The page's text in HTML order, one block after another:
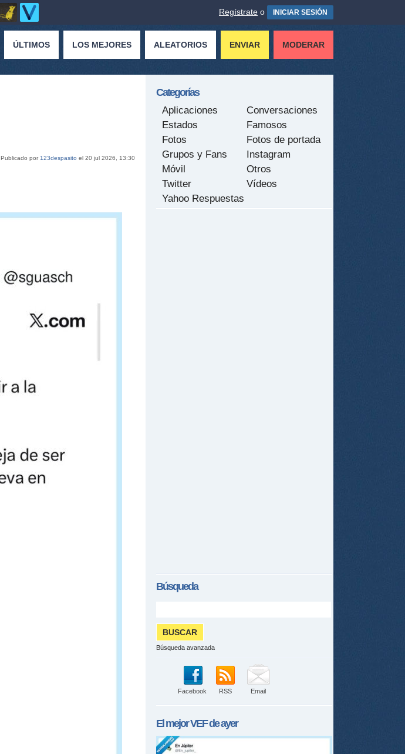
Regístrate o INICIAR SESIÓN
ÚLTIMOS LOS MEJORES ALEATORIOS ENVIAR MODERAR
Publicado por 123despasito el 20 jul 2026, 13:30
Categorías
Aplicaciones
Conversaciones
Estados
Famosos
Fotos
Fotos de portada
Grupos y Fans
Instagram
Móvil
Otros
Twitter
Vídeos
Yahoo Respuestas
Búsqueda
Búsqueda avanzada
Facebook RSS Email
El mejorVEFde ayer